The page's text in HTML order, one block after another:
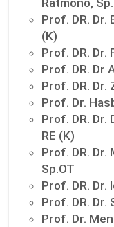
Ratmono,
Prof. DR. Dr.
(K)
Prof. DR. Dr.
Prof. DR. Dr
Prof. DR. Dr.
Prof. Dr.
Prof. DR. Dr.
RE (K)
Prof. DR. Dr.
Sp.OT
Prof. DR. Dr.
Prof. DR. Dr.
Prof. Dr.